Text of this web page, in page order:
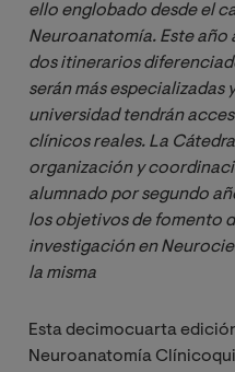
ello englobado desde el
Neuroanatomía. Este año
dos itinerarios
serán más especializadas
universidad tendrán
clínicos reales. La
organización y
alumnado por segundo
los objetivos de fomento
investigación en
la misma
Esta decimocuarta
Neuroanatomía